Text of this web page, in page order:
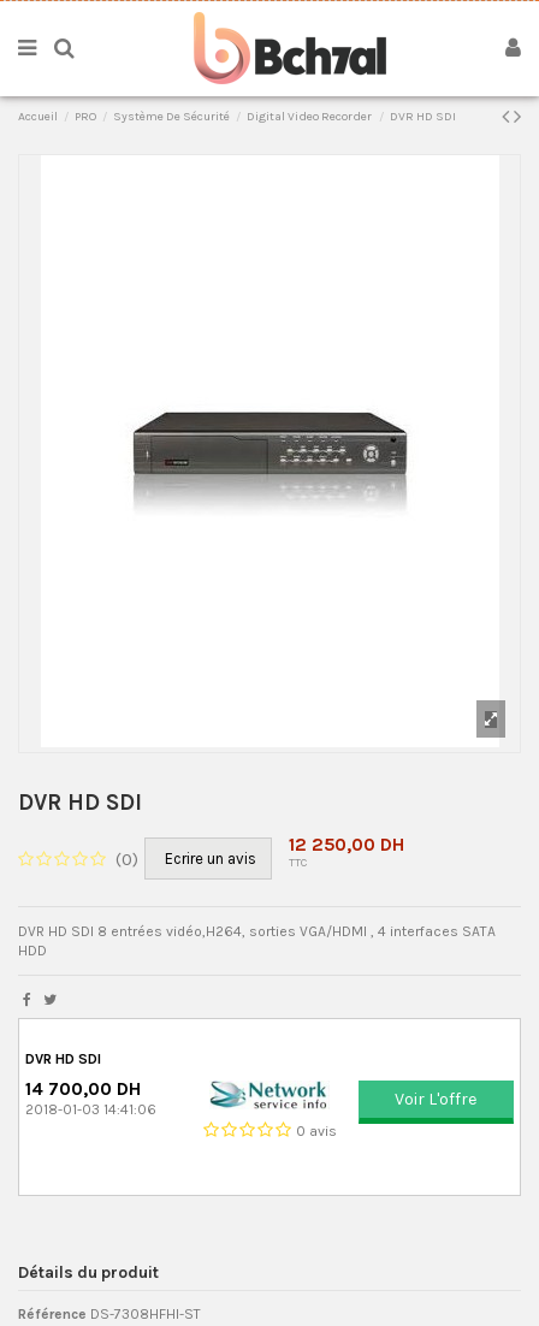
Accueil PRO Système De Sécurité Digital Video Recorder DVR HD SDI
DVR HD SDI
(0) Ecrire un avis
12 250,00 DH
TTC
DVR HD SDI 8 entrées vidéo,H264, sorties VGA/HDMI , 4 interfaces SATA
HDD
DVR HD SDI
14 700,00 DH
2018-01-03 14:41:06
0 avis
Voir L'offre
Détails du produit
Référence DS-7308HFHI-ST